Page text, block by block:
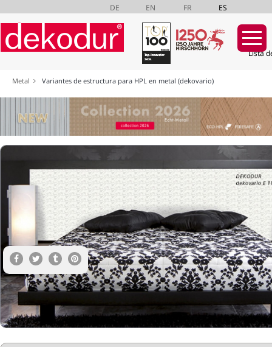
DE EN FR ES
Lista
navegación
Metal Variantes de estructura para HPL en metal (dekovario)